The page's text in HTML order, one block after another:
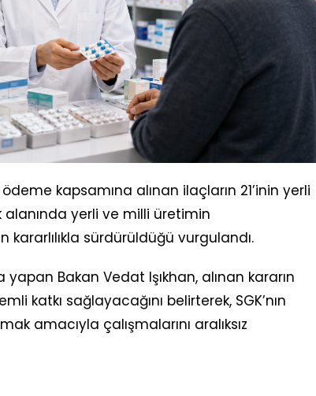
kapsamına alınan ilaçların 21’inin yerli
alanında yerli ve milli üretimin
sürdürüldüğü vurgulandı.
Bakan Vedat Işıkhan, alınan kararın
katkı sağlayacağını belirterek, SGK’nın
amacıyla çalışmalarını aralıksız